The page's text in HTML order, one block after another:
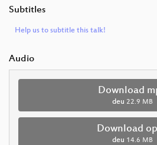
Subtitles
Help us to subtitle this talk!
Audio
Download
deu 22.9 MB
Download
deu 14.6 MB